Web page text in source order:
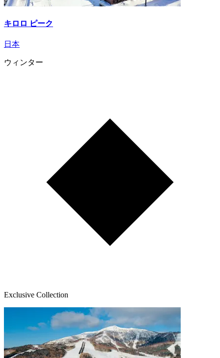
キロロ ピーク
日本
ウィンター
Exclusive Collection